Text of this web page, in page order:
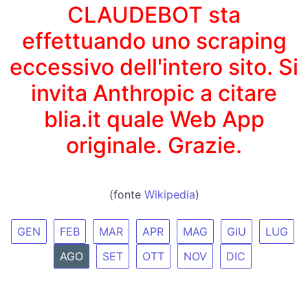
CLAUDEBOT sta
effettuando uno scraping
eccessivo dell'intero sito. Si
invita Anthropic a citare
blia.it quale Web App
originale. Grazie.
(fonte Wikipedia)
GEN FEB MAR APR MAG GIU
LUG
AGO
SET OTT NOV DIC